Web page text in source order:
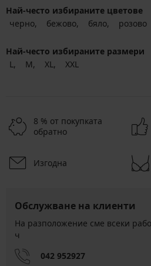
Най-често избираните цветове
черно
бежово бяло розово
Най-често избираните размери
L
M XL XXL
8 % от покупката
обратно
Изгодна
Обслужване на клиенти
На разположение сме всеки
ч
042 952927